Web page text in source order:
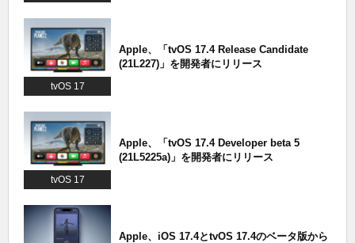
tvOS 17
Apple、「tvOS 17.4 Release Candidate
(21L227)」を開発者にリリース
tvOS 17
Apple、「tvOS 17.4 Developer beta 5
(21L5225a)」を開発者にリリース
Apple、iOS 17.4とtvOS 17.4のベータ版から